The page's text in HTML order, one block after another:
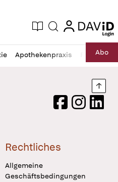
Zeitung
Aktuelle Ausgabe
Suche login
login
Apothekenpraxis RechtAbo
Logo
FacebookInstagram
Rechtliches
Allgemeine
Geschäftsbedingungen